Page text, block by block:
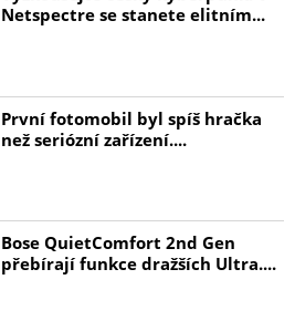
Netspectre se stanete elitním...
První fotomobil byl spíš hračka
než seriózní zařízení....
Bose QuietComfort 2nd Gen
přebírají funkce dražších Ultra....